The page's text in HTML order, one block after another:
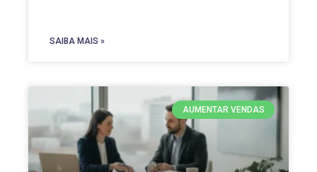
SAIBA MAIS »
AUMENTAR VENDAS